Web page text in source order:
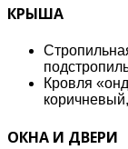
КРЫША
Кровля
ОКНА И ДВЕРИ